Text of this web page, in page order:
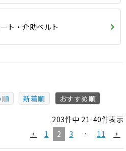
ト・介助ベルト
順 新着順 おすすめ順
203件中 21-40件表示
1
2 3 … 11